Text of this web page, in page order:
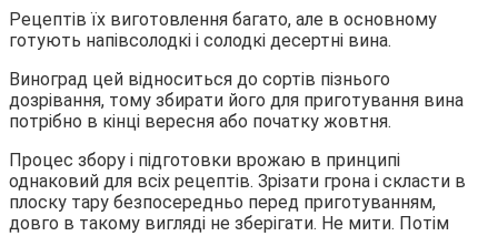
Рецептів їх виготовлення багато, але в основному
готують напівсолодкі і солодкі десертні вина.
Виноград цей відноситься до сортів пізнього
дозрівання, тому збирати його для приготування вина
потрібно в кінці вересня або початку жовтня.
Процес збору і підготовки врожаю в принципі
однаковий для всіх рецептів. Зрізати грона і скласти в
плоску тару безпосередньо перед приготуванням,
довго в такому вигляді не зберігати. Не мити. Потім